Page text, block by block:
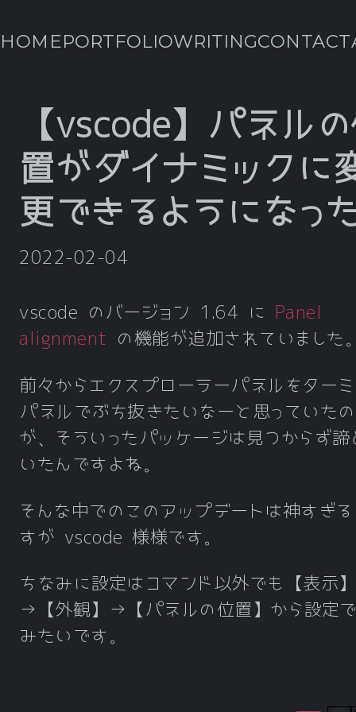
HOMEPORTFOLIOWRITINGCONTACT
【vscode】パネル
置がダイナミックに
更できるようになっ
2022-02-04
vscode のバージョン 1.64 に
Panel
alignment の機能が追加されていました
前々からエクスプローラーパネルをター
パネルでぶち抜きたいなーと思っていた
が、そういったパッケージは見つからず諦
いたんですよね。
そんな中でのこのアップデートは神すぎ
すが vscode 様様です。
ちなみに設定はコマンド以外でも【表示】
→【外観】→【パネルの位置】から設定
みたいです。